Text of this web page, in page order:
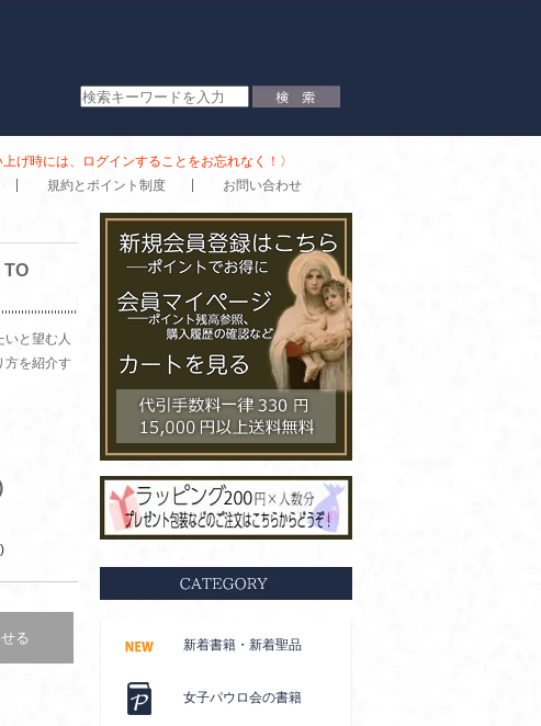
時には、ログインすることをお忘れなく！〉
規約とポイント制度 お問い合わせ
いと望む人
方を紹介す
る 新着書籍・新着聖品
女子パウロ会の書籍